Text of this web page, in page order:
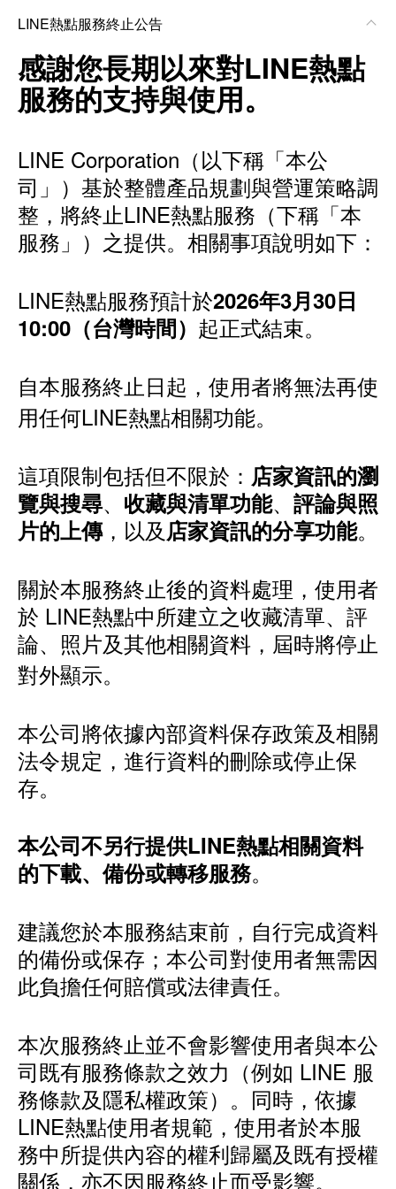
LINE熱點服務終止公告
感謝您長期以來對LINE熱點
服務的支持與使用。
LINE Corporation（以下稱「本公
司」）基於整體產品規劃與營運策略調
整，將終止LINE熱點服務（下稱「本
服務」）之提供。相關事項說明如下：
LINE熱點服務預計於2026年3月30日
10:00（台灣時間） 起正式結束。
自本服務終止日起，使用者將無法再使
用任何LINE熱點相關功能。
這項限制包括但不限於： 店家資訊的瀏
覽與搜尋、 收藏與清單功能、 評論與照
片的上傳，以及店家資訊的分享功能。
關於本服務終止後的資料處理，使用者
於 LINE熱點中所建立之收藏清單、評
論、照片及其他相關資料，屆時將停止
對外顯示。
本公司將依據內部資料保存政策及相關
法令規定，進行資料的刪除或停止保
存。
本公司不另行提供LINE熱點相關資料
的下載、備份或轉移服務。
建議您於本服務結束前，自行完成資料
的備份或保存；本公司對使用者無需因
此負擔任何賠償或法律責任。
本次服務終止並不會影響使用者與本公
司既有服務條款之效力（例如 LINE 服
務條款及隱私權政策）。同時，依據
LINE熱點使用者規範，使用者於本服
務中所提供內容的權利歸屬及既有授權
關係，亦不因服務終止而受影響。